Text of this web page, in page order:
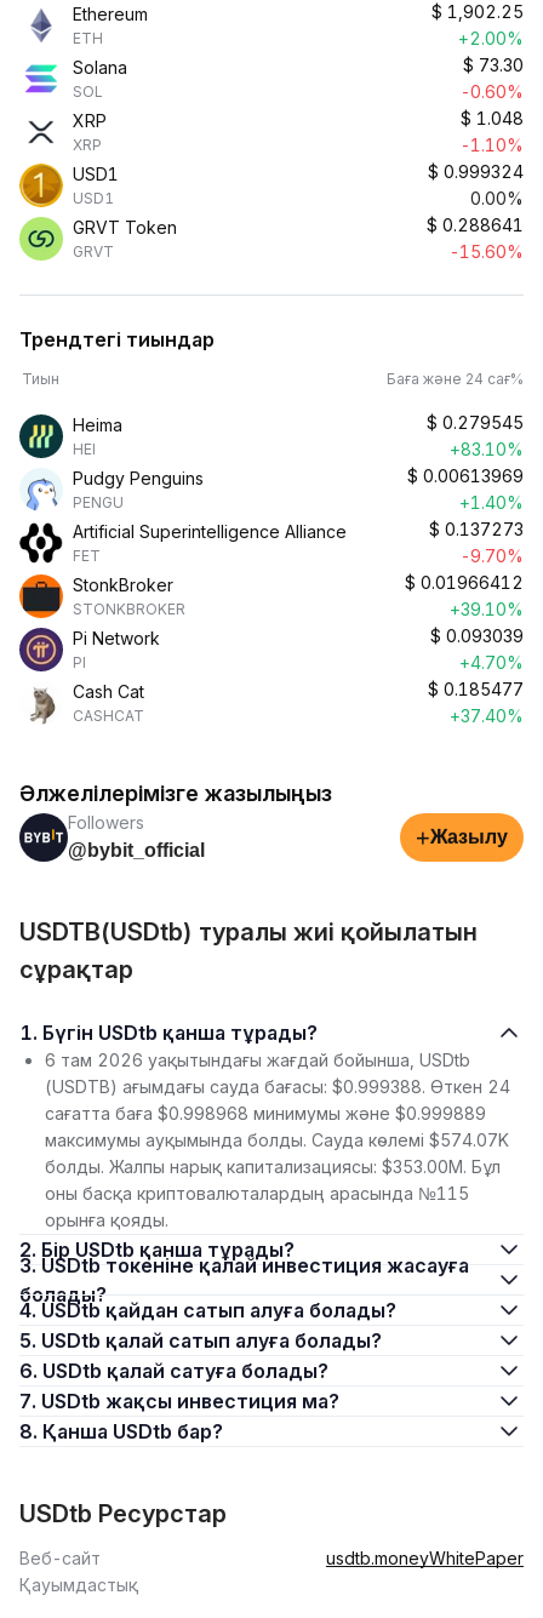
Ethereum
ETH
$ 1,902.25
+2.00%
Solana
SOL
$ 73.30
-0.60%
XRP
XRP
$ 1.048
-1.10%
USD1
USD1
$ 0.999324
0.00%
GRVT Token
GRVT
$ 0.288641
-15.60%
Трендтегі тиындар
Тиын Баға және 24 сағ%
Heima
HEI
$ 0.279545
+83.10%
Pudgy Penguins
PENGU
$ 0.00613969
+1.40%
Artificial Superintelligence Alliance
FET
$ 0.137273
-9.70%
StonkBroker
STONKBROKER
$ 0.01966412
+39.10%
Pi Network
PI
$ 0.093039
+4.70%
Cash Cat
CASHCAT
$ 0.185477
+37.40%
Әлжелілерімізге жазылыңыз
Followers
@bybit_official
+Жазылу
USDTB(USDtb) туралы жиі қойылатын
сұрақтар
1. Бүгін USDtb қанша тұрады?
6 там 2026 уақытындағы жағдай бойынша, USDtb
(USDTB) ағымдағы сауда бағасы: $0.999388. Өткен 24
сағатта баға $0.998968 минимумы және $0.999889
максимумы ауқымында болды. Сауда көлемі $574.07K
болды. Жалпы нарық капитализациясы: $353.00M. Бұл
оны басқа криптовалюталардың арасында №115
орынға қояды.
2. Бір USDtb қанша тұрады?
3. USDtb токеніне қалай инвестиция жасауға
болады?
4. USDtb қайдан сатып алуға болады?
5. USDtb қалай сатып алуға болады?
6. USDtb қалай сатуға болады?
7. USDtb жақсы инвестиция ма?
8. Қанша USDtb бар?
USDtb Ресурстар
Веб-сайт usdtb.moneyWhitePaper
Қауымдастық